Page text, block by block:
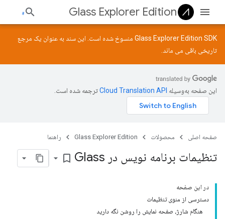
Glass Explorer Edition
Glass Explorer Edition SDK منسوخ شده است. این سند به عنوان یک مرجع
تاریخی باقی می ماند.
این صفحه به‌وسیله ترجمه شده است.
صفحه اصلی محصولات Glass Explorer Edition راهنما
تنظیمات برنامه نویس در Glass bookmark_border
در این صفحه
دسترسی از منوی تنظیمات
هنگام شارژ، صفحه نمایش را روشن نگه دارید